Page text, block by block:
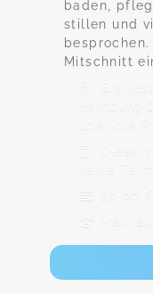
baden,
stillen und
Mitschnitt
Hamburg
über die
Diese
keine
20,00 €
Max.